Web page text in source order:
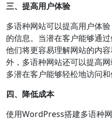
三、提高用户体验
多语种网站可以提高用户体
的信息。当潜在客户能够通
他们将更容易理解网站的内
外，多语种网站还可以提高
多潜在客户能够轻松地访问和
四、降低成本
使用WordPress搭建多语种